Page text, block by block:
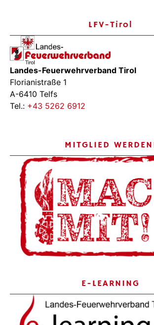
LFV-Tirol
Landes-Feuerwehrverband Tirol
Florianistraße 1
A-6410 Telfs
Tel.: +43 5262 6912
MITGLIED
E-LEARNING